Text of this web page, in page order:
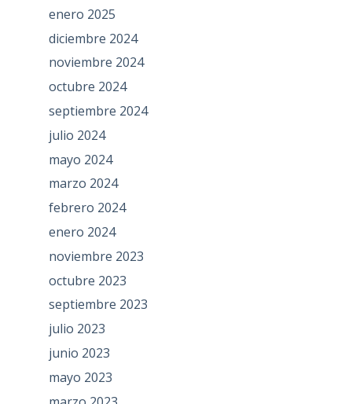
enero 2025
diciembre 2024
noviembre 2024
octubre 2024
septiembre 2024
julio 2024
mayo 2024
marzo 2024
febrero 2024
enero 2024
noviembre 2023
octubre 2023
septiembre 2023
julio 2023
junio 2023
mayo 2023